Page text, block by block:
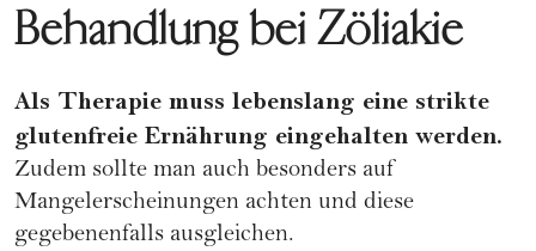
Behandlung bei Zöliakie
Als Therapie muss lebenslang eine strikte
glutenfreie Ernährung eingehalten werden.
Zudem sollte man auch besonders auf
Mangelerscheinungen achten und diese
gegebenenfalls ausgleichen.